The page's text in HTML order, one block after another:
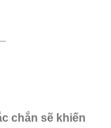
chắn sẽ khiến